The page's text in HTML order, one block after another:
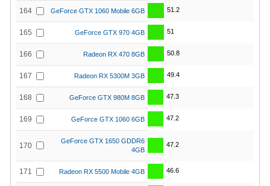
164 GeForce GTX 1060 Mobile 6GB 51.2
165 GeForce GTX 970 4GB 51
166 Radeon RX 470 8GB 50.8
167 Radeon RX 5300M 3GB 49.4
168 GeForce GTX 980M 8GB 47.3
169 GeForce GTX 1060 6GB 47.2
170
GeForce GTX 1650 GDDR6
4GB
47.2
171 Radeon RX 5500 Mobile 4GB 46.6